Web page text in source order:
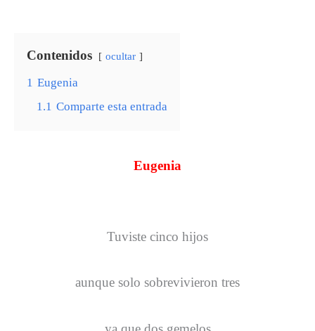
Contenidos ocultar
1 Eugenia
1.1 Comparte esta entrada
Eugenia
Tuviste cinco hijos
aunque solo sobrevivieron tres